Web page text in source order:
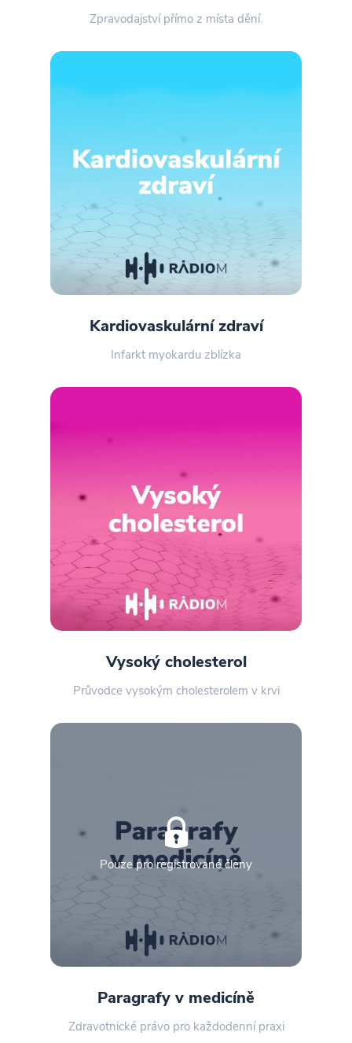
Zpravodajství přímo z místa dění.
Kardiovaskulární zdraví
Infarkt myokardu zblízka
Vysoký cholesterol
Průvodce vysokým cholesterolem v krvi
Pouze pro registrované členy
Paragrafy v medicíně
Zdravotnické právo pro každodenní praxi